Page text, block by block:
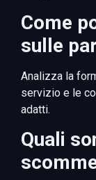
Come
sulle
Analizza la
servizio e le
adatti.
Quali